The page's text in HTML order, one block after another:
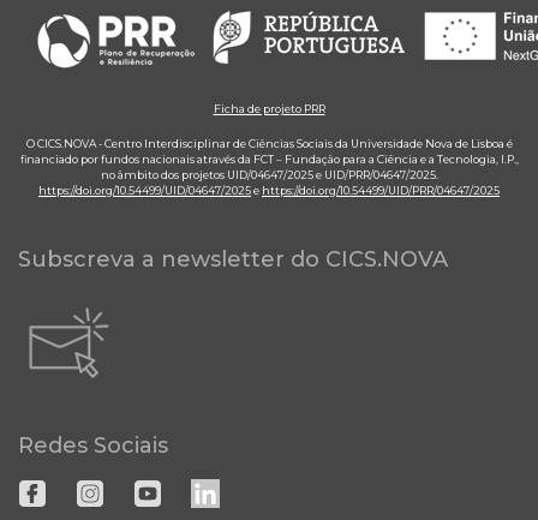
Ficha de projeto PRR
O CICS.NOVA - Centro Interdisciplinar de Ciências Sociais da Universidade Nova de Lisboa é
financiado por fundos nacionais através da FCT – Fundação para a Ciência e a Tecnologia, I.P.,
no âmbito dos projetos UID/04647/2025 e UID/PRR/04647/2025.
https://doi.org/10.54499/UID/04647/2025e https://doi.org/10.54499/UID/PRR/04647/2025
Subscreva a newsletter do CICS.NOVA
Redes Sociais